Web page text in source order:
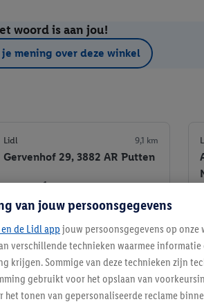
woord is aan jou!
je mening over deze winkel
Lidl 9,1 km
Gervenhof 29, 3882 AR Putten
+ 1
Informatie
Favoriete winkel
van jouw persoonsgegevens
de Lidl app jouw persoonsgegevens op onze
verschillende technieken waarmee
krijgen. Sommige van deze technieken zijn
gebruikt voor het opslaan van
tonen van gepersonaliseerde reclame